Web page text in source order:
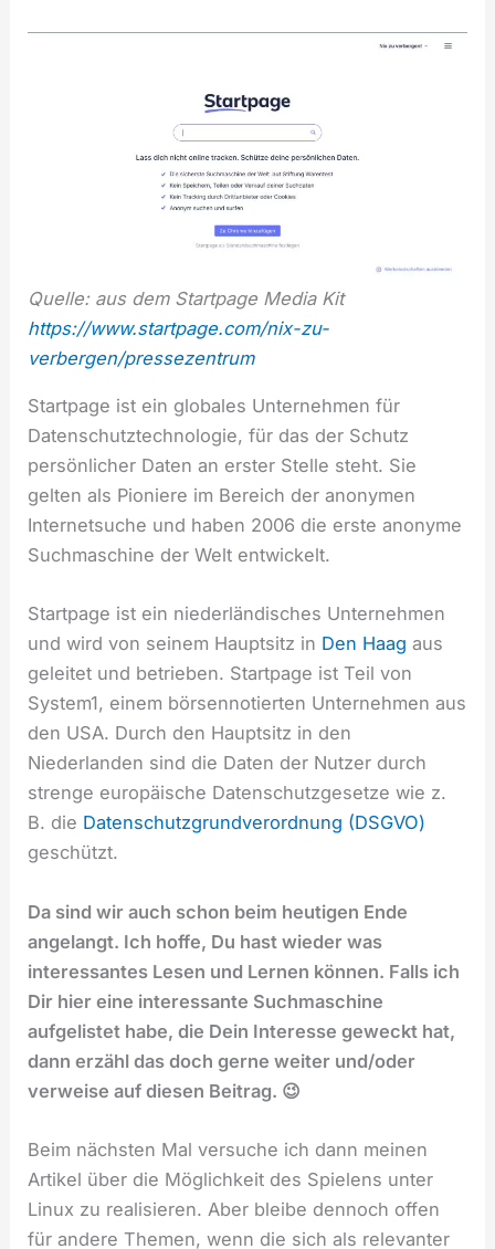
Quelle: aus dem Startpage Media Kit
https://www.startpage.com/nix-zu-
verbergen/pressezentrum
Startpage ist ein globales Unternehmen für
Datenschutztechnologie, für das der Schutz
persönlicher Daten an erster Stelle steht. Sie
gelten als Pioniere im Bereich der anonymen
Internetsuche und haben 2006 die erste anonyme
Suchmaschine der Welt entwickelt.
Startpage ist ein niederländisches Unternehmen
und wird von seinem Hauptsitz in Den Haag aus
geleitet und betrieben. Startpage ist Teil von
System1, einem börsennotierten Unternehmen aus
den USA. Durch den Hauptsitz in den
Niederlanden sind die Daten der Nutzer durch
strenge europäische Datenschutzgesetze wie z.
B. die Datenschutzgrundverordnung (DSGVO)
geschützt.
Da sind wir auch schon beim heutigen Ende
angelangt. Ich hoffe, Du hast wieder was
interessantes Lesen und Lernen können. Falls ich
Dir hier eine interessante Suchmaschine
aufgelistet habe, die Dein Interesse geweckt hat,
dann erzähl das doch gerne weiter und/oder
verweise auf diesen Beitrag. 😉
Beim nächsten Mal versuche ich dann meinen
Artikel über die Möglichkeit des Spielens unter
Linux zu realisieren. Aber bleibe dennoch offen
für andere Themen, wenn die sich als relevanter